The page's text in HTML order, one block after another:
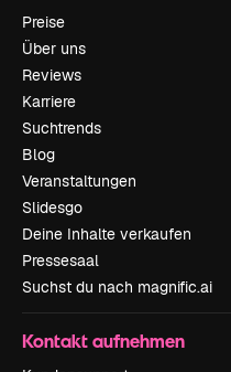
Preise
Über uns
Reviews
Karriere
Suchtrends
Blog
Veranstaltungen
Slidesgo
Deine Inhalte verkaufen
Pressesaal
Suchst du nach magnific.ai
Kontakt aufnehmen